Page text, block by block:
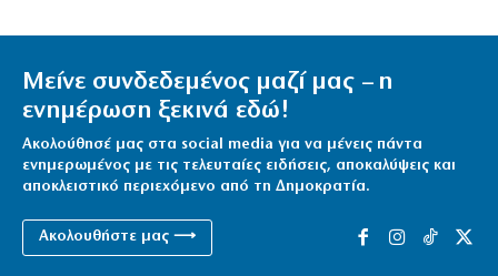
Μείνε συνδεδεμένος μαζί μας – η
ενημέρωση ξεκινά εδώ!
Ακολούθησέ μας στα social media για να μένεις πάντα
ενημερωμένος με τις τελευταίες ειδήσεις, αποκαλύψεις και
αποκλειστικό περιεχόμενο από τη Δημοκρατία.
Ακολουθήστε μας ⟶